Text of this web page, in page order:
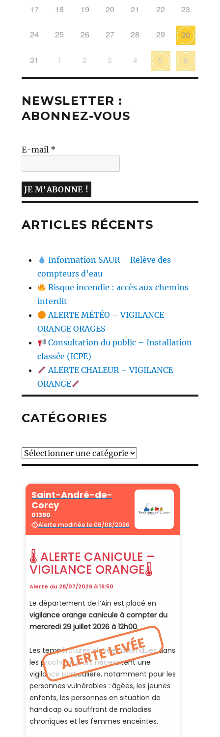
17 18 19 20 21 22 23
24 25 26 27 28 29 30
31 1 2 3 4 5 6
NEWSLETTER :
ABONNEZ-VOUS
E-mail *
ARTICLES RÉCENTS
Information SAUR – Relève des
compteurs d’eau
Risque incendie : accès aux chemins
interdit
ALERTE MÉTÉO – VIGILANCE
ORANGE ORAGES
Consultation du public – Installation
classée (ICPE)
ALERTE CHALEUR – VIGILANCE
ORANGE
CATÉGORIES
Catégories